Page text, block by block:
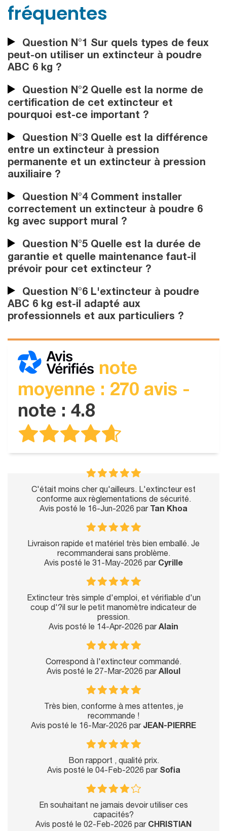
fréquentes
Question N°1 Sur quels types de feux
peut-on utiliser un extincteur à poudre
ABC 6 kg ?
Question N°2 Quelle est la norme de
certification de cet extincteur et
pourquoi est-ce important ?
Question N°3 Quelle est la différence
entre un extincteur à pression
permanente et un extincteur à pression
auxiliaire ?
Question N°4 Comment installer
correctement un extincteur à poudre 6
kg avec support mural ?
Question N°5 Quelle est la durée de
garantie et quelle maintenance faut-il
prévoir pour cet extincteur ?
Question N°6 L'extincteur à poudre
ABC 6 kg est-il adapté aux
professionnels et aux particuliers ?
note
moyenne : 270 avis -
note : 4.8
C'était moins cher qu'ailleurs. L'extincteur est
conforme aux règlementations de sécurité.
Avis posté le 16-Jun-2026 par Tan Khoa
Livraison rapide et matériel très bien emballé. Je
recommanderai sans problème.
Avis posté le 31-May-2026 par Cyrille
Extincteur très simple d'emploi, et vérifiable d'un
coup d'?il sur le petit manomètre indicateur de
pression.
Avis posté le 14-Apr-2026 parAlain
Correspond à l'extincteur commandé.
Avis posté le 27-Mar-2026 parAlloul
Très bien, conforme à mes attentes, je
recommande !
Avis posté le 16-Mar-2026 par JEAN-PIERRE
Bon rapport , qualité prix.
Avis posté le 04-Feb-2026 par Sofia
En souhaitant ne jamais devoir utiliser ces
capacités?
Avis posté le 02-Feb-2026 par CHRISTIAN